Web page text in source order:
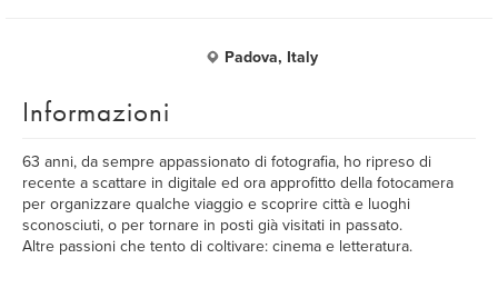
Padova, Italy
Informazioni
63 anni, da sempre appassionato di fotografia, ho ripreso di
recente a scattare in digitale ed ora approfitto della fotocamera
per organizzare qualche viaggio e scoprire città e luoghi
sconosciuti, o per tornare in posti già visitati in passato.
Altre passioni che tento di coltivare: cinema e letteratura.